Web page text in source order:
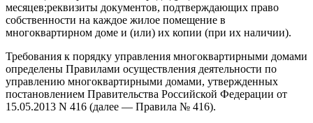
месяцев;реквизиты документов, подтверждающих право
собственности на каждое жилое помещение в
многоквартирном доме и (или) их копии (при их наличии).
Требования к порядку управления многоквартирными домами
определены Правилами осуществления деятельности по
управлению многоквартирными домами, утвержденных
постановлением Правительства Российской Федерации от
15.05.2013 N 416 (далее — Правила № 416).